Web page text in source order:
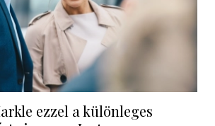
ezzel a különleges